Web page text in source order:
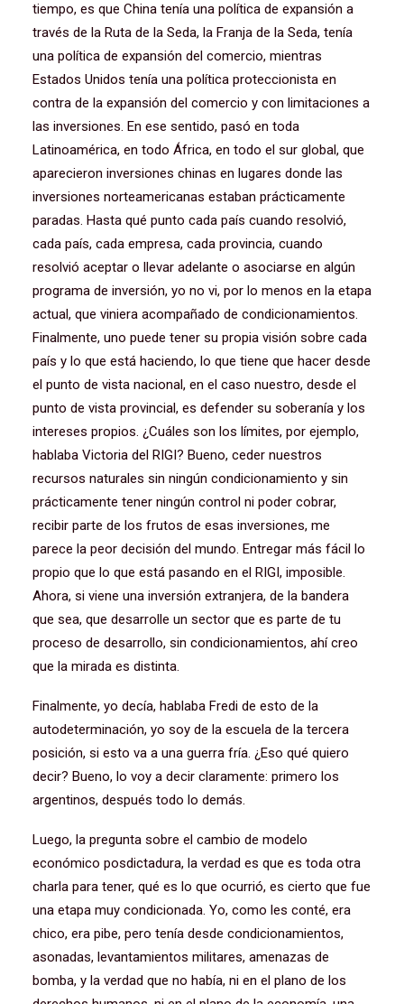
tiempo, es que China tenía una política de expansión a
través de la Ruta de la Seda, la Franja de la Seda, tenía
una política de expansión del comercio, mientras
Estados Unidos tenía una política proteccionista en
contra de la expansión del comercio y con limitaciones a
las inversiones. En ese sentido, pasó en toda
Latinoamérica, en todo África, en todo el sur global, que
aparecieron inversiones chinas en lugares donde las
inversiones norteamericanas estaban prácticamente
paradas. Hasta qué punto cada país cuando resolvió,
cada país, cada empresa, cada provincia, cuando
resolvió aceptar o llevar adelante o asociarse en algún
programa de inversión, yo no vi, por lo menos en la etapa
actual, que viniera acompañado de condicionamientos.
Finalmente, uno puede tener su propia visión sobre cada
país y lo que está haciendo, lo que tiene que hacer desde
el punto de vista nacional, en el caso nuestro, desde el
punto de vista provincial, es defender su soberanía y los
intereses propios. ¿Cuáles son los límites, por ejemplo,
hablaba Victoria del RIGI? Bueno, ceder nuestros
recursos naturales sin ningún condicionamiento y sin
prácticamente tener ningún control ni poder cobrar,
recibir parte de los frutos de esas inversiones, me
parece la peor decisión del mundo. Entregar más fácil lo
propio que lo que está pasando en el RIGI, imposible.
Ahora, si viene una inversión extranjera, de la bandera
que sea, que desarrolle un sector que es parte de tu
proceso de desarrollo, sin condicionamientos, ahí creo
que la mirada es distinta.
Finalmente, yo decía, hablaba Fredi de esto de la
autodeterminación, yo soy de la escuela de la tercera
posición, si esto va a una guerra fría. ¿Eso qué quiero
decir? Bueno, lo voy a decir claramente: primero los
argentinos, después todo lo demás.
Luego, la pregunta sobre el cambio de modelo
económico posdictadura, la verdad es que es toda otra
charla para tener, qué es lo que ocurrió, es cierto que fue
una etapa muy condicionada. Yo, como les conté, era
chico, era pibe, pero tenía desde condicionamientos,
asonadas, levantamientos militares, amenazas de
bomba, y la verdad que no había, ni en el plano de los